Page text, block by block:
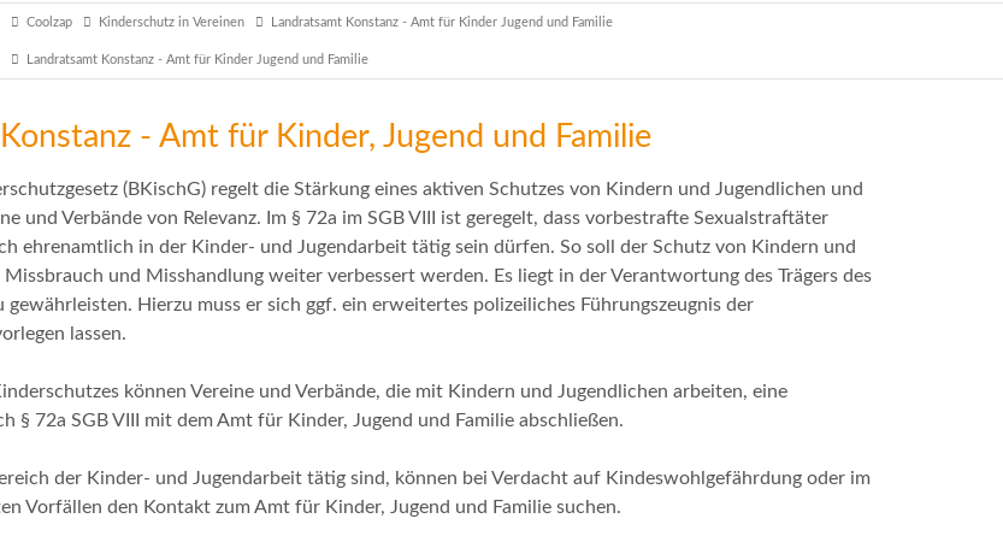
Coolzap Kinderschutz in Vereinen Landratsamt Konstanz - Amt für Kinder Jugend und Familie
Landratsamt Konstanz - Amt für Kinder Jugend und Familie
- Amt für Kinder, Jugend und Familie
(BKischG) regelt die Stärkung eines aktiven Schutzes von Kindern und Jugendlichen und
und Verbände von Relevanz. Im § 72a im SGB VIII ist geregelt, dass vorbestrafte Sexualstraftäter
ehrenamtlich in der Kinder- und Jugendarbeit tätig sein dürfen. So soll der Schutz von Kindern und
Missbrauch und Misshandlung weiter verbessert werden. Es liegt in der Verantwortung des Trägers des
gewährleisten. Hierzu muss er sich ggf. ein erweitertes polizeiliches Führungszeugnis der
lassen.
können Vereine und Verbände, die mit Kindern und Jugendlichen arbeiten, eine
§ 72a SGB VIII mit dem Amt für Kinder, Jugend und Familie abschließen.
der Kinder- und Jugendarbeit tätig sind, können bei Verdacht auf Kindeswohlgefährdung oder im
Vorfällen den Kontakt zum Amt für Kinder, Jugend und Familie suchen.